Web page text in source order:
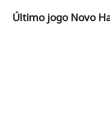
Último jogo Novo